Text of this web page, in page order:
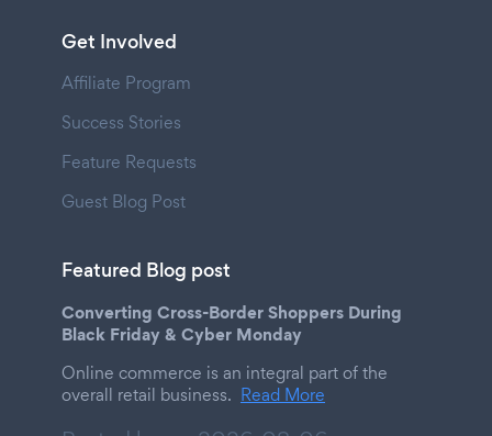
Get Involved
Affiliate Program
Success Stories
Feature Requests
Guest Blog Post
Featured Blog post
Converting Cross-Border Shoppers During
Black Friday & Cyber Monday
Online commerce is an integral part of the
overall retail business. Read More